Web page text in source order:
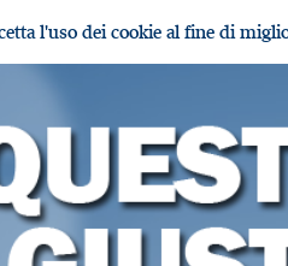
l'uso dei cookie al fine di